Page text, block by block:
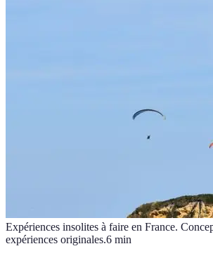
Expériences insolites à faire en France.
expériences originales.6 min